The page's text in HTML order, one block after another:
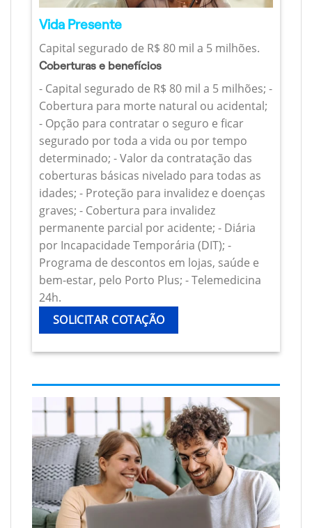
Vida Presente
Capital segurado de R$ 80 mil a 5 milhões.
Coberturas e benefícios
- Capital segurado de R$ 80 mil a 5 milhões; -
Cobertura para morte natural ou acidental;
- Opção para contratar o seguro e ficar
segurado por toda a vida ou por tempo
determinado; - Valor da contratação das
coberturas básicas nivelado para todas as
idades; - Proteção para invalidez e doenças
graves; - Cobertura para invalidez
permanente parcial por acidente; - Diária
por Incapacidade Temporária (DIT); -
Programa de descontos em lojas, saúde e
bem-estar, pelo Porto Plus; - Telemedicina
24h.
SOLICITAR COTAÇÃO